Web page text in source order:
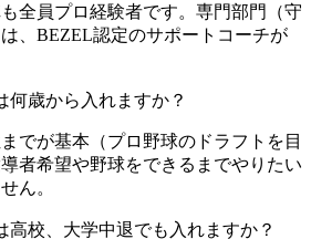
全員プロ経験者です。専門部門（守
、BEZEL認定のサポートコーチが
何歳から入れますか？
でが基本（プロ野球のドラフトを目
者希望や野球をできるまでやりたい
ん。
高校、大学中退でも入れますか？